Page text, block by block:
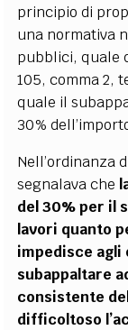
principio di
una normativa
pubblici, quale
105, comma 2,
quale il
30%
Nell’ordinanza
segnalava che
del 30% per il
lavori quanto
impedisce
subappaltare
consistente
difficoltoso